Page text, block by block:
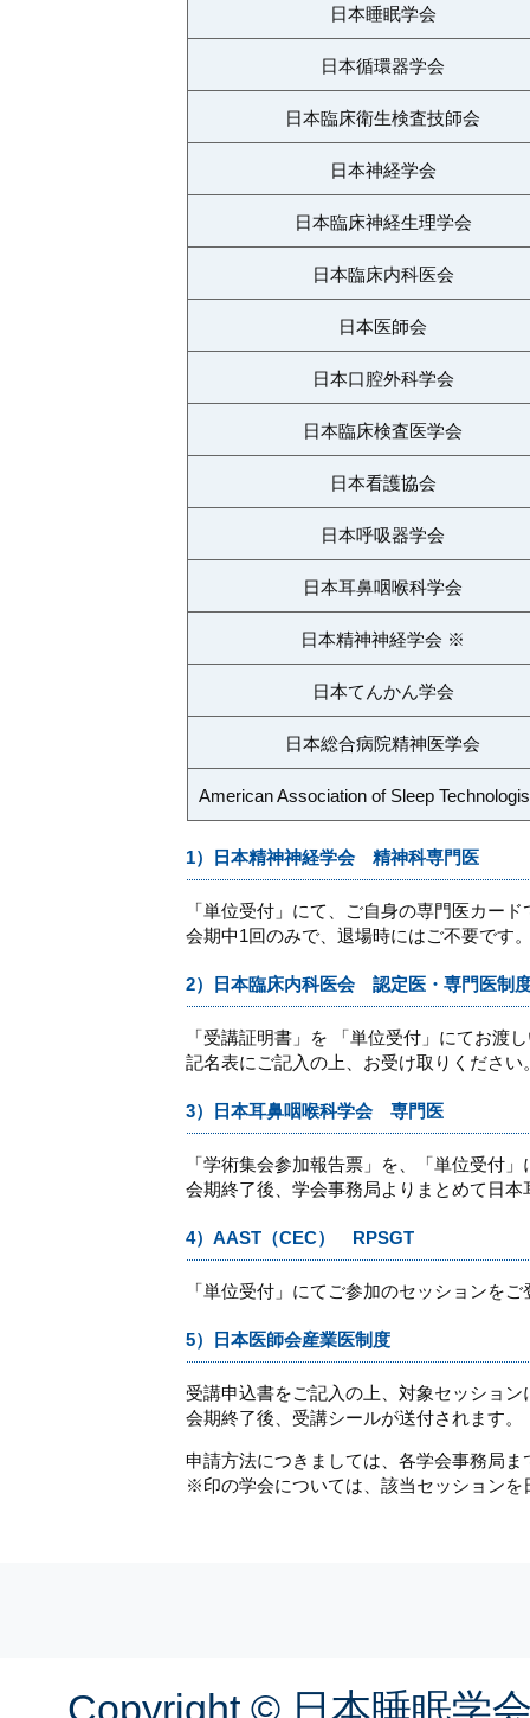
日本睡眠学会
日本循環器学会
日本臨床衛生検査技師会
日本神経学会
日本臨床神経生理学会
日本臨床内科医会
日本医師会
日本口腔外科学会
日本臨床検査医学会
日本看護協会
日本呼吸器学会
日本耳鼻咽喉科学会
日本精神神経学会 ※
日本てんかん学会
日本総合病院精神医学会
American Association of Sleep
1）日本精神神経学会 精神科専門医
「単位受付」にて、ご自身の専門医カー
会期中1回のみで、退場時にはご不要です
2）日本臨床内科医会 認定医・専門医制
「受講証明書」を 「単位受付」にてお渡
記名表にご記入の上、お受け取りください
3）日本耳鼻咽喉科学会 専門医
「学術集会参加報告票」を、「単位受付
会期終了後、学会事務局よりまとめて日
4）AAST（CEC） RPSGT
「単位受付」にてご参加のセッションを
5）日本医師会産業医制度
受講申込書をご記入の上、対象セッショ
会期終了後、受講シールが送付されます。
申請方法につきましては、各学会事務局
※印の学会については、該当セッションを
Copyright © 日本睡眠学